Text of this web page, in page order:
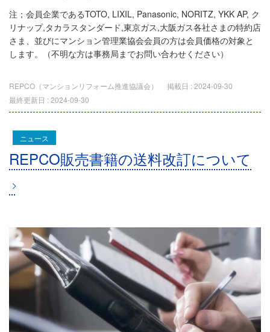
注；会員企業であるTOTO, LIXIL, Panasonic, NORITZ, YKK AP, ク
リナップ,タカラスタンダード,東京ガス,大阪ガス各社さまの特約店
さま、並びにマンション管理業協会会員の方は会員価格の対象と
します。（不明な方は事務局までお問い合わせください）
REPCO（マンションリフォーム推進協議会） 掲載日 :2024-09-30
最終更新日 :2024-09-30
REPCO販売書籍の送料改訂について
ニュース